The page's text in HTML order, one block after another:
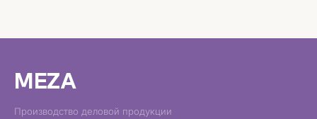
MEZA
Производство деловой продукции